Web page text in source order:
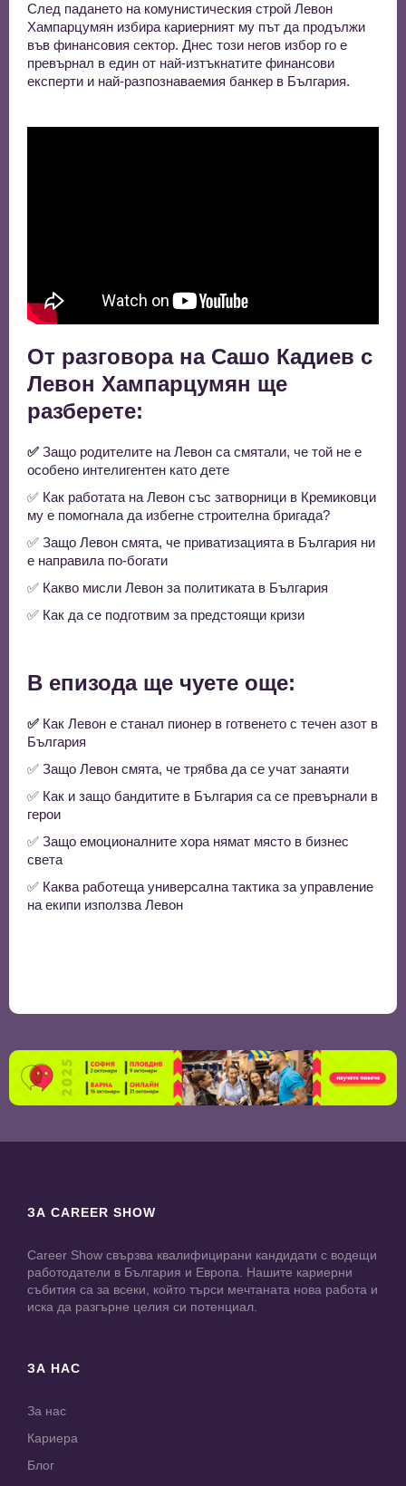
След падането на комунистическия строй Левон
Хампарцумян избира кариерният му път да продължи
във финансовия сектор. Днес този негов избор го е
превърнал в един от най-изтъкнатите финансови
експерти и най-разпознаваемия банкер в България.
От разговора на Сашо Кадиев с
Левон Хампарцумян ще
разберете:
✅ Защо родителите на Левон са смятали, че той не е
особено интелигентен като дете
✅ Как работата на Левон със затворници в Кремиковци
му е помогнала да избегне строителна бригада?
✅ Защо Левон смята, че приватизацията в България ни
е направила по-богати
✅ Какво мисли Левон за политиката в България
✅ Как да се подготвим за предстоящи кризи
В епизода ще чуете още:
✅ Как Левон е станал пионер в готвенето с течен азот в
България
✅ Защо Левон смята, че трябва да се учат занаяти
✅ Как и защо бандитите в България са се превърнали в
герои
✅ Защо емоционалните хора нямат място в бизнес
света
✅ Каква работеща универсална тактика за управление
на екипи използва Левон
ЗА CAREER SHOW
Career Show свързва квалифицирани кандидати с водещи
работодатели в България и Европа. Нашите кариерни
събития са за всеки, който търси мечтаната нова работа и
иска да разгърне целия си потенциал.
ЗА НАС
За нас
Кариера
Блог